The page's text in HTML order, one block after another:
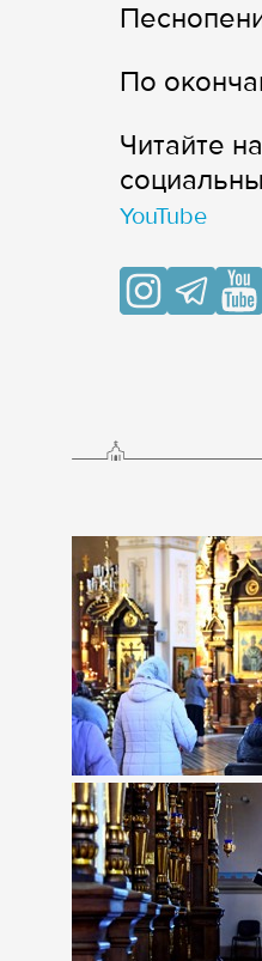
По
Читайте
YouTube